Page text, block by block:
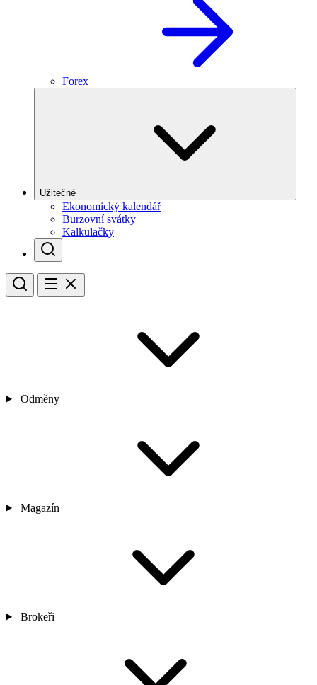
Forex
Užitečné
Ekonomický kalendář
Burzovní svátky
Kalkulačky
Odměny
Magazín
Brokeři